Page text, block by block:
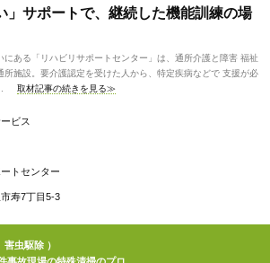
」サポートで、継続した機能訓練の場
ある「リハビリサポートセンター」は、通所介護と障害 福祉
所施設。要介護認定を受けた人から、特定疾病などで 支援が必
取材記事の続きを見る≫
ビス
トセンター
寿7丁目5-3
害虫駆除 ）